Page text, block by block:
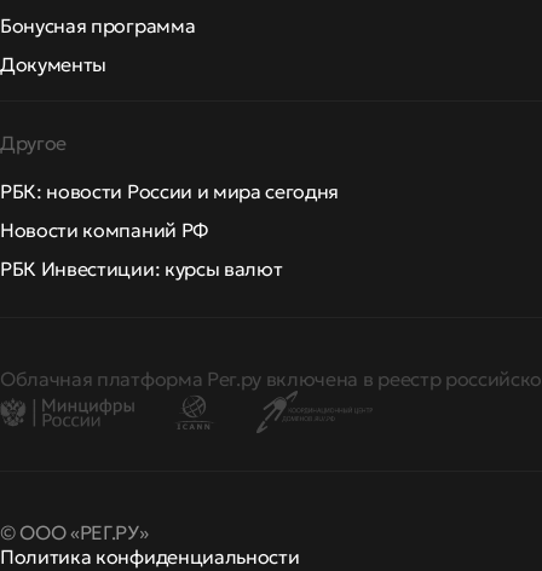
Бонусная программа
Документы
Другое
РБК: новости России и мира сегодня
Новости компаний РФ
РБК Инвестиции: курсы валют
Облачная платформа Рег.ру включена в реестр
© ООО «РЕГ.РУ»
Политика конфиденциальности